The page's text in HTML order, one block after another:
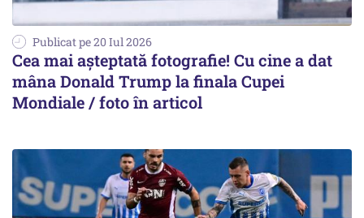
Publicat pe 20 Iul 2026
Cea mai așteptată fotografie! Cu cine a dat
mâna Donald Trump la finala Cupei
Mondiale / foto în articol